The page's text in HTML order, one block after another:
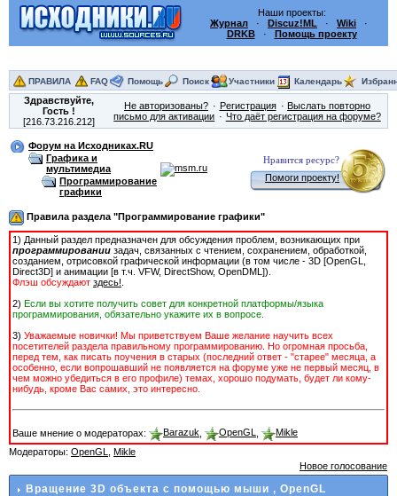
Наши проекты:
Журнал · Discuz!ML · Wiki ·
DRKB· Помощь проекту
ПРАВИЛА FAQ Помощь Поиск Участники Календарь
Здравствуйте,
Гость!
[216.73.216.212]
Не авторизованы? Регистрация
Выслать повторно
письмо для активации
Что даёт регистрация на форуме?
Форум на Исходниках.RU
Графика и
мультимедиа
Программирование
графики
Нравится ресурс?
Помоги проекту!
Правила раздела "Программирование графики"
1) Данный раздел предназначен для обсуждения проблем, возникающих при
программировании задач, связанных с чтением, сохранением, обработкой,
созданием, отрисовкой графической информации (в том числе - 3D [OpenGL,
Direct3D] и анимации [в т.ч. VFW, DirectShow, OpenDML]).
Флэш обсуждают здесь!
2) Если вы хотите получить совет для конкретной платформы/языка
программирования, обязательно укажите их в вопросе.
3) Уважаемые новички! Мы приветствуем Ваше желание научить всех
посетителей раздела правильному программированию. Но огромная просьба,
перед тем, как писать поучения в старых (последний ответ - "старее" месяца, а
особенно, если вопрошавший не появляется на форуме уже не первый месяц, в
чем можно убедиться в его профиле) темах, хорошо подумать, будет ли кому-
нибудь, кроме Вас cамих, это интересно.
Ваше мнение о модераторах: Barazuk OpenGL
Mikle
Модераторы: OpenGL
Mikle
Новое голосование
Вращение 3D объекта с помощью мыши , OpenGL